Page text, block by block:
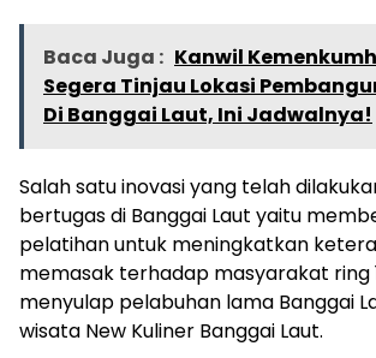
Baca Juga : Kanwil
Segera Tinjau Lokasi
Di Banggai Laut, Ini Jadwalnya!
Salah satu inovasi yang telah
bertugas di Banggai Laut yaitu
pelatihan untuk meningkatkan
memasak terhadap masyarakat ring
menyulap pelabuhan lama Banggai
wisata New Kuliner Banggai Laut.